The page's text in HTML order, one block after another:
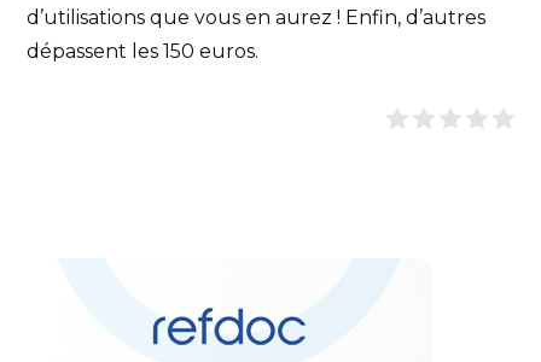
d’utilisations que vous en aurez ! Enfin, d’autres
dépassent les 150 euros.